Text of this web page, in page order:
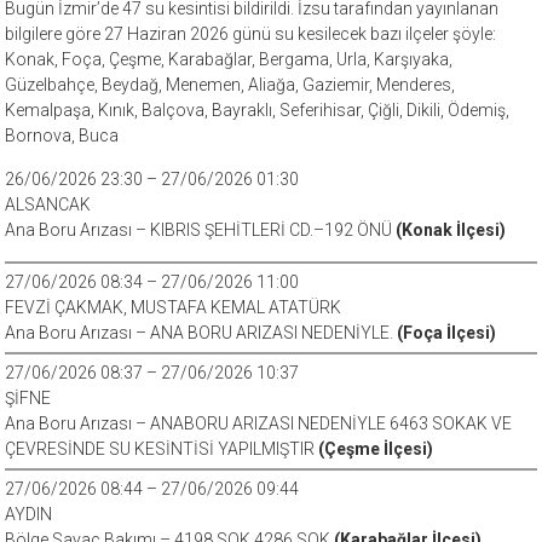
Bugün İzmir’de 47 su kesintisi bildirildi. İzsu tarafından yayınlanan
bilgilere göre 27 Haziran 2026 günü su kesilecek bazı ilçeler şöyle:
Konak, Foça, Çeşme, Karabağlar, Bergama, Urla, Karşıyaka,
Güzelbahçe, Beydağ, Menemen, Aliağa, Gaziemir, Menderes,
Kemalpaşa, Kınık, Balçova, Bayraklı, Seferihisar, Çiğli, Dikili, Ödemiş,
Bornova, Buca
26/06/2026 23:30 – 27/06/2026 01:30
ALSANCAK
Ana Boru Arızası – KIBRIS ŞEHİTLERİ CD.–192 ÖNÜ (Konak İlçesi)
27/06/2026 08:34 – 27/06/2026 11:00
FEVZİ ÇAKMAK, MUSTAFA KEMAL ATATÜRK
Ana Boru Arızası – ANA BORU ARIZASI NEDENİYLE. (Foça İlçesi)
27/06/2026 08:37 – 27/06/2026 10:37
ŞİFNE
Ana Boru Arızası – ANABORU ARIZASI NEDENİYLE 6463 SOKAK VE
ÇEVRESİNDE SU KESİNTİSİ YAPILMIŞTIR (Çeşme İlçesi)
27/06/2026 08:44 – 27/06/2026 09:44
AYDIN